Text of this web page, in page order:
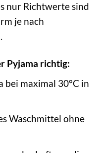
nur Richtwerte sind
je nach
Pyjama richtig:
bei maximal 30°C in
Waschmittel ohne